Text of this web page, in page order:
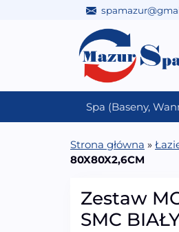
Main Navigation
Spa (Baseny,
Strona główna »
80X80X2,6CM
Zestaw
SMC